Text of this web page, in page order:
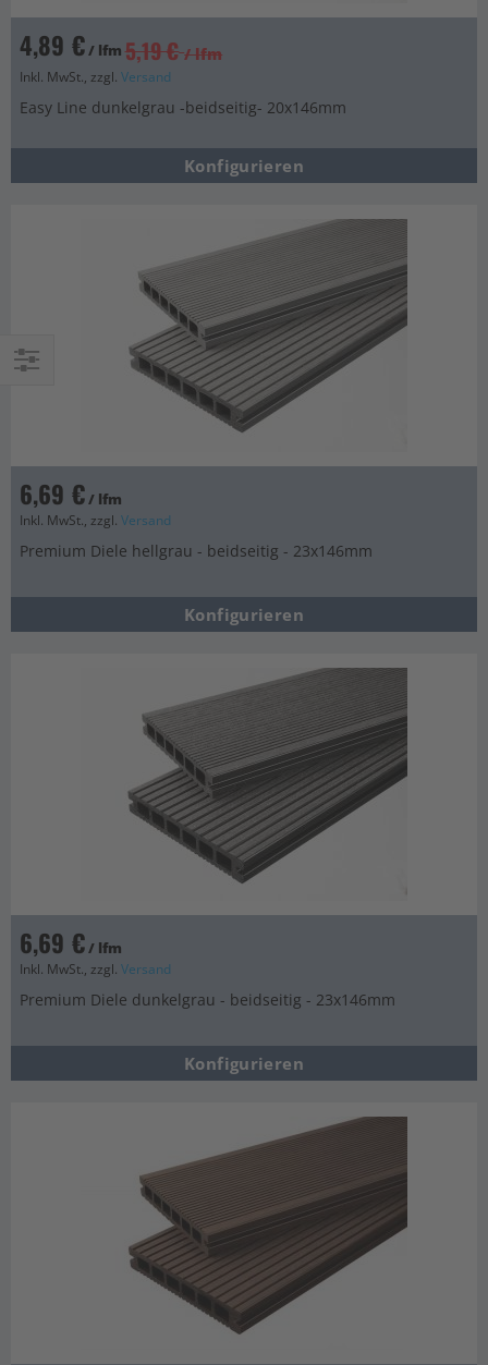
4,89 €/ lfm 5,19 € / lfm
Inkl. MwSt., zzgl. Versand
Easy Line dunkelgrau -beidseitig- 20x146mm
Konfigurieren
6,69 €/ lfm
Inkl. MwSt., zzgl. Versand
Premium Diele hellgrau - beidseitig - 23x146mm
Konfigurieren
6,69 €/ lfm
Inkl. MwSt., zzgl. Versand
Premium Diele dunkelgrau - beidseitig - 23x146mm
Konfigurieren